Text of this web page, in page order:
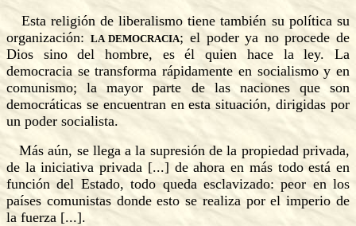
Esta religión de liberalismo tiene también su política su
organización: LA DEMOCRACIA; el poder ya no procede de
Dios sino del hombre, es él quien hace la ley. La
democracia se transforma rápidamente en socialismo y en
comunismo; la mayor parte de las naciones que son
democráticas se encuentran en esta situación, dirigidas por
un poder socialista.
Más aún, se llega a la supresión de la propiedad privada,
de la iniciativa privada [...] de ahora en más todo está en
función del Estado, todo queda esclavizado: peor en los
países comunistas donde esto se realiza por el imperio de
la fuerza [...].